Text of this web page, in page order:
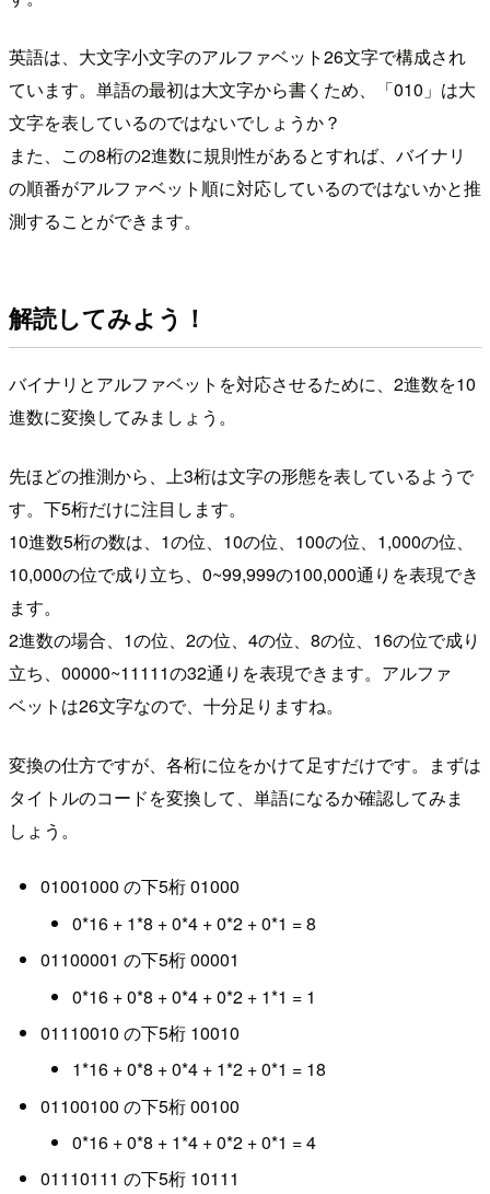
英語は、大文字小文字のアルファベット26文字で構成され
ています。単語の最初は大文字から書くため、「010」は大
文字を表しているのではないでしょうか？
また、この8桁の2進数に規則性があるとすれば、バイナリ
の順番がアルファベット順に対応しているのではないかと推
測することができます。
解読してみよう！
バイナリとアルファベットを対応させるために、2進数を10
進数に変換してみましょう。
先ほどの推測から、上3桁は文字の形態を表しているようで
す。下5桁だけに注目します。
10進数5桁の数は、1の位、10の位、100の位、1,000の位、
10,000の位で成り立ち、0~99,999の100,000通りを表現でき
ます。
2進数の場合、1の位、2の位、4の位、8の位、16の位で成り
立ち、00000~11111の32通りを表現できます。アルファ
ベットは26文字なので、十分足りますね。
変換の仕方ですが、各桁に位をかけて足すだけです。まずは
タイトルのコードを変換して、単語になるか確認してみま
しょう。
01001000 の下5桁 01000
0*16 + 1*8 + 0*4 + 0*2 + 0*1 = 8
01100001 の下5桁 00001
0*16 + 0*8 + 0*4 + 0*2 + 1*1 = 1
01110010 の下5桁 10010
1*16 + 0*8 + 0*4 + 1*2 + 0*1 = 18
01100100 の下5桁 00100
0*16 + 0*8 + 1*4 + 0*2 + 0*1 = 4
01110111 の下5桁 10111